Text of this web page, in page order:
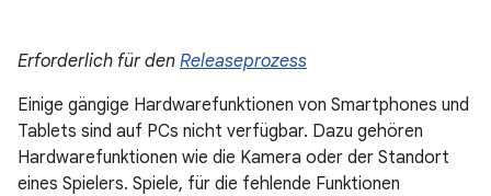
Erforderlich für den Releaseprozess
Einige gängige Hardwarefunktionen von Smartphones und
Tablets sind auf PCs nicht verfügbar. Dazu gehören
Hardwarefunktionen wie die Kamera oder der Standort
eines Spielers. Spiele, für die fehlende Funktionen